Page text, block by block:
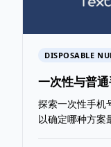
DISPOSABLE
一次性与普
探索一次性手机
以确定哪种方案